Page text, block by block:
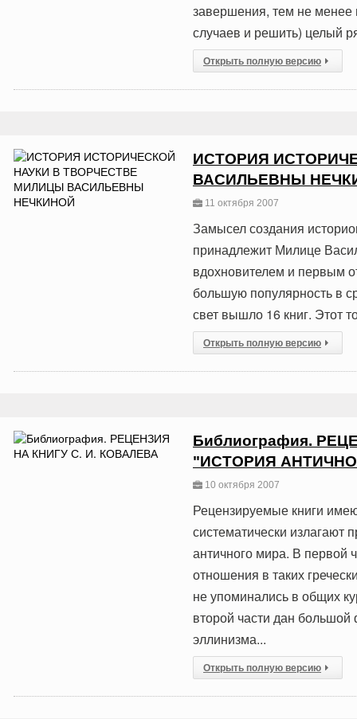
завершения, тем не менее
случаев и решить) целый
Открыть полную версию
ИСТОРИЯ
ВАСИЛЬЕВНЫ
11 октября 2007
Замысел создания
принадлежит Милице
вдохновителем и первым
большую популярность в
свет вышло 16 книг. Этот
Открыть полную версию
Библиография.
"ИСТОРИЯ
10 октября 2007
Рецензируемые книги
систематически излагают
античного мира. В первой
отношения в таких
не упоминались в общих
второй части дан большой
эллинизма...
Открыть полную версию